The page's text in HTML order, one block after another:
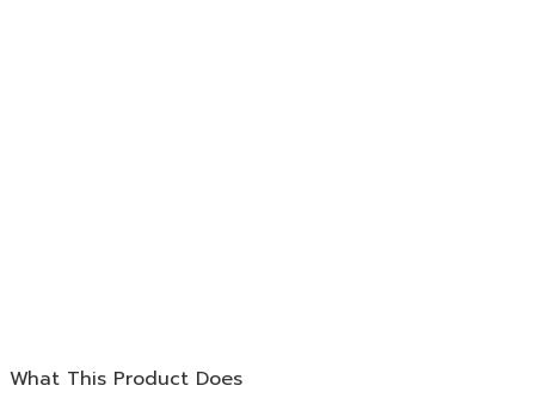
What This Product Does